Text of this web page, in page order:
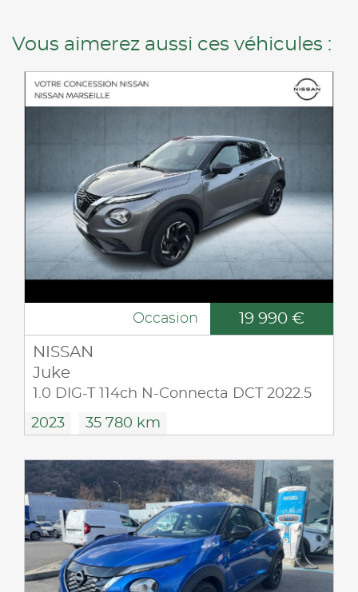
Vous aimerez aussi ces véhicules :
Occasion 19 990 €
NISSAN
Juke
1.0 DIG-T 114ch N-Connecta DCT 2022.5
2023 35 780 km